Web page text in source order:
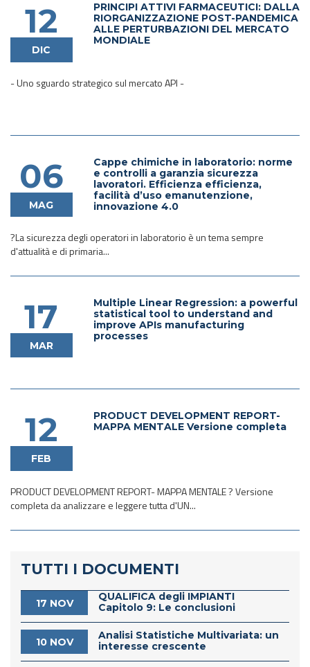
12
DIC
PRINCIPI ATTIVI FARMACEUTICI: DALLA
RIORGANIZZAZIONE POST-PANDEMICA
ALLE PERTURBAZIONI DEL MERCATO
MONDIALE
- Uno sguardo strategico sul mercato API -
06
MAG
Cappe chimiche in laboratorio: norme
e controlli a garanzia sicurezza
lavoratori. Efficienza efficienza,
facilità d’uso emanutenzione,
innovazione 4.0
?La sicurezza degli operatori in laboratorio è un tema sempre
d'attualità e di primaria...
17
MAR
Multiple Linear Regression: a powerful
statistical tool to understand and
improve APIs manufacturing
processes
12
FEB
PRODUCT DEVELOPMENT REPORT-
MAPPA MENTALE Versione completa
PRODUCT DEVELOPMENT REPORT- MAPPA MENTALE ? Versione
completa da analizzare e leggere tutta d'UN...
TUTTI I DOCUMENTI
17 NOV
QUALIFICA degli IMPIANTI
Capitolo 9: Le conclusioni
10 NOV
Analisi Statistiche Multivariata: un
interesse crescente